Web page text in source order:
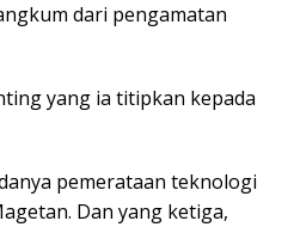
dari pengamatan
yang ia titipkan kepada
pemerataan teknologi
Dan yang ketiga,